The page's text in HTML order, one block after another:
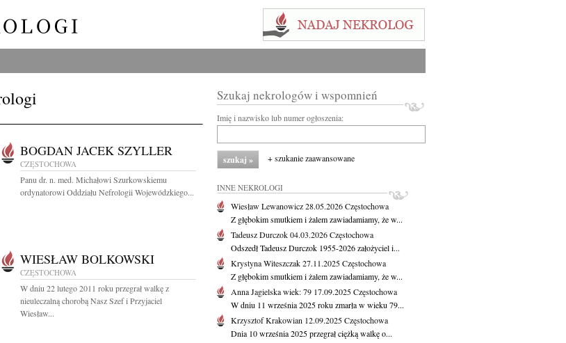
BOGDAN JACEK SZYLLER
CZĘSTOCHOWA
Panu dr. n. med. Michałowi Szurkowskiemu
ordynatorowi Oddziału Nefrologii Wojewódzkiego...
WIESŁAW BOLKOWSKI
CZĘSTOCHOWA
W dniu 22 lutego 2011 roku przegrał walkę z
nieuleczalną chorobą Nasz Szef i Przyjaciel
Wiesław...
Szukaj nekrologów i wspomnień
Imię i nazwisko lub numer ogłoszenia:
+ szukanie zaawansowane
INNE NEKROLOGI
Wiesław Lewanowicz28.05.2026Częstochowa
Z głębokim smutkiem i żalem zawiadamiamy, że w...
Tadeusz Durczok04.03.2026Częstochowa
Odszedł Tadeusz Durczok 1955-2026 założyciel i...
Krystyna Witeszczak27.11.2025Częstochowa
Z głębokim smutkiem i żalem zawiadamiamy, że w...
Anna Jagielskawiek: 79 17.09.2025Częstochowa
W dniu 11 września 2025 roku zmarła w wieku 79...
Krzysztof Krakowian 12.09.2025Częstochowa
Dnia 10 września 2025 przegrał ciężką walkę o...